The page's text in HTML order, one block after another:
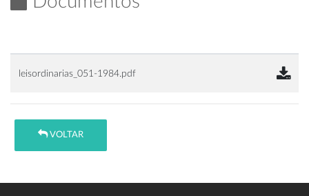
leisordinarias_051-1984.pdf
VOLTAR